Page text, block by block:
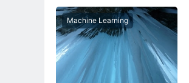
Machine Learning